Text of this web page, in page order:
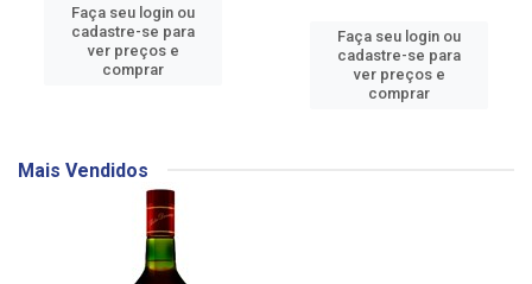
Faça seu login ou
cadastre-se para
ver preços e
comprar
Faça seu login ou
cadastre-se para
ver preços e
comprar
Mais Vendidos